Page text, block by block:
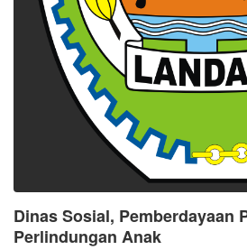
Dinas Sosial, Pemberdayaan
Perlindungan Anak